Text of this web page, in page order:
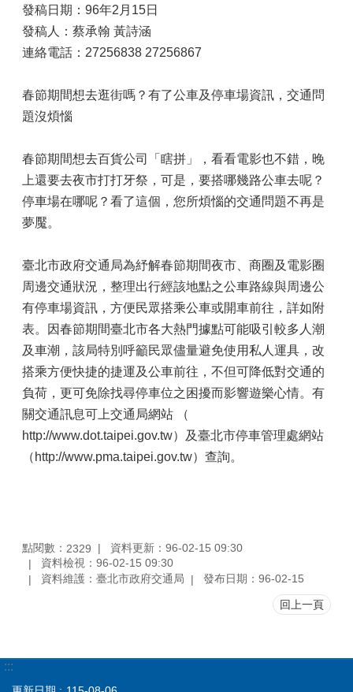
發稿日期：96年2月15日
發稿人：蔡承翰 黃詩涵
連絡電話：27256838 27256867
春節期間想去逛街嗎？有了公車及停車場資訊，交通問
題沒煩惱
春節期間想去百貨公司「瞎拼」，看看電影也不錯，晚
上還要去夜市打打牙祭，可是，要搭哪幾路公車去呢？
停車場在哪呢？看了這個，您所煩惱的交通問題不再是
夢魘。
臺北市政府交通局為紓解春節期間夜市、商圈及電影圈
周邊交通狀況，整理出行經該地點之公車路線與周邊公
有停車場資訊，方便民眾搭乘公車或開車前往，詳如附
表。因春節期間臺北市各大熱門據點可能吸引較多人潮
及車潮，該局特別呼籲民眾儘量避免使用私人運具，改
搭乘方便快捷的捷運及公車前往，不但可降低對交通的
負荷，更可免除找尋停車位之困擾而影響遊樂心情。有
關交通訊息可上交通局網站 （
http://www.dot.taipei.gov.tw）及臺北市停車管理處網站
（http://www.pma.taipei.gov.tw）查詢。
點閱數： 2329
資料更新：96-02-15 09:30
資料檢視：96-02-15 09:30
資料維護：臺北市政府交通局
發布日期：96-02-15
回上一頁
:::